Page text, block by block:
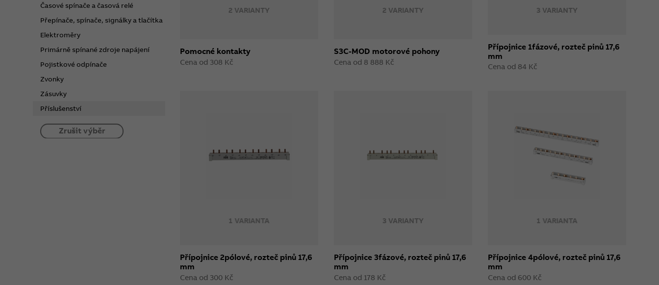
Časové spínače a časová relé
Přepínače, spínače, signálky a tlačítka
Elektroměry
Primárně spínané zdroje napájení
Pojistkové odpínače
Zvonky
Zásuvky
Příslušenství
Zrušit výběr
2 VARIANTY
Pomocné kontakty
Cena od 308 Kč
2 VARIANTY
S3C-MOD motorové pohony
Cena od 8 888 Kč
3 VARIANTY
Přípojnice 1fázové, rozteč pinů 17,6
mm
Cena od 84 Kč
1 VARIANTA
Přípojnice 2pólové, rozteč pinů 17,6
mm
Cena od 300 Kč
3 VARIANTY
Přípojnice 3fázové, rozteč pinů 17,6
mm
Cena od 178 Kč
1 VARIANTA
Přípojnice 4pólové, rozteč pinů 17,6
mm
Cena od 600 Kč